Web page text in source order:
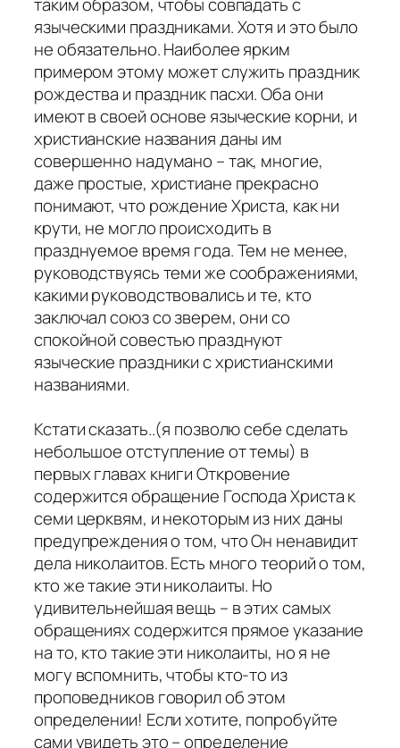
таким образом, чтобы совпадать с
языческими праздниками. Хотя и это было
не обязательно. Наиболее ярким
примером этому может служить праздник
рождества и праздник пасхи. Оба они
имеют в своей основе языческие корни, и
христианские названия даны им
совершенно надумано – так, многие,
даже простые, христиане прекрасно
понимают, что рождение Христа, как ни
крути, не могло происходить в
празднуемое время года. Тем не менее,
руководствуясь теми же соображениями,
какими руководствовались и те, кто
заключал союз со зверем, они со
спокойной совестью празднуют
языческие праздники с христианскими
названиями.
Кстати сказать..(я позволю себе сделать
небольшое отступление от темы) в
первых главах книги Откровение
содержится обращение Господа Христа к
семи церквям, и некоторым из них даны
предупреждения о том, что Он ненавидит
дела николаитов. Есть много теорий о том,
кто же такие эти николаиты. Но
удивительнейшая вещь – в этих самых
обращениях содержится прямое указание
на то, кто такие эти николаиты, но я не
могу вспомнить, чтобы кто-то из
проповедников говорил об этом
определении! Если хотите, попробуйте
сами увидеть это – определение